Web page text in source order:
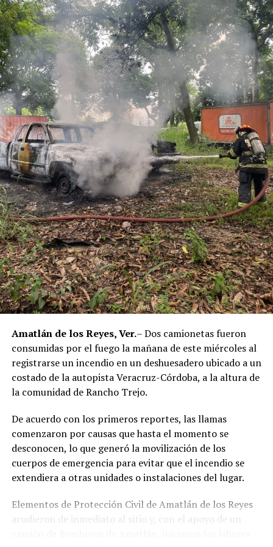
Diego “N”, Lauro Arturo “N”, Dana Natalia “N” y
Bonifacio “N”, imponiéndoles una pena de cuatro años y
nueve meses de prisión.
Los ahora sentenciados formaban parte de la Policía
Municipal de Coscomatepec durante la administración
del alcalde de Movimiento Ciudadano, Armando Reyes
Muñoz, y permanecerán recluidos en el Centro de
Reinserción Social de Mediana Seguridad de La Toma, en
Amatlán de los Reyes, donde cumplirán la condena.
Aunque durante el operativo fueron detenidos siete
policías municipales, la sentencia dada a conocer
corresponde únicamente a seis de ellos. Hasta el
momento, las autoridades no han informado la situación
jurídica del séptimo implicado.
El caso evidenció presuntas irregularidades dentro de la
corporación policiaca y motivó la intervención de
autoridades estatales y federales, en un contexto de
reforzamiento de las investigaciones contra servidores
públicos relacionados con actividades ilícitas en la
La sentencia representa uno de los primeros fallos
derivados de aquel operativo y confirma la
responsabilidad penal de los exuniformados por delitos
relacionados con la posesión de droga y el
públicos.
Amatlán de los Reyes, Ver.– Dos camionetas fueron
consumidas por el fuego la mañana de este miércoles al
registrarse un incendio en un deshuesadero ubicado a un
costado de la autopista Veracruz-Córdoba, a la altura de
la comunidad de Rancho Trejo.
De acuerdo con los primeros reportes, las llamas
comenzaron por causas que hasta el momento se
desconocen, lo que generó la movilización de los
cuerpos de emergencia para evitar que el incendio se
extendiera a otras unidades o instalaciones del lugar.
Elementos de Protección Civil de Amatlán de los Reyes
acudieron de inmediato al sitio y, con el apoyo de un